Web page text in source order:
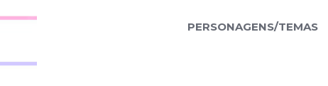
PERSONAGENS/TEMAS